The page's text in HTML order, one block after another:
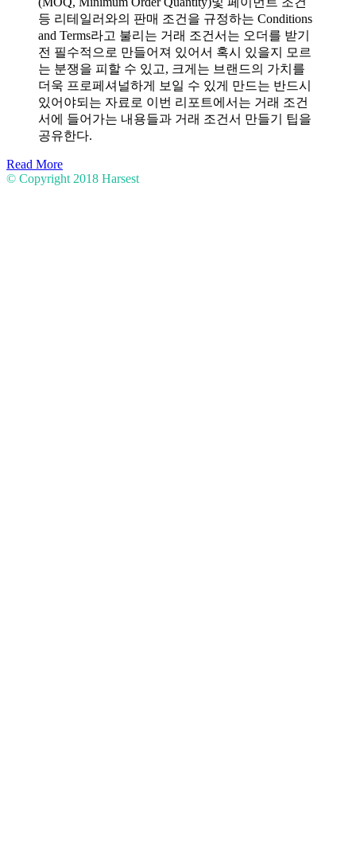
등 리테일러와의 판매 조건을 규정하는 Conditions
and Terms라고 불리는 거래 조건서는 오더를 받기
전 필수적으로 만들어져 있어서 혹시 있을지 모르
는 분쟁을 피할 수 있고, 크게는 브랜드의 가치를
더욱 프로페셔널하게 보일 수 있게 만드는 반드시
있어야되는 자료로 이번 리포트에서는 거래 조건
서에 들어가는 내용들과 거래 조건서 만들기 팁을
공유한다.
Read More
© Copyright 2018 Harsest